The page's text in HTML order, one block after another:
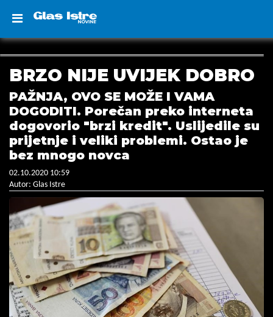
BRZO NIJE UVIJEK DOBRO
PAŽNJA, OVO SE MOŽE I VAMA
DOGODITI. Porečan preko interneta
dogovorio "brzi kredit". Uslijedile su
prijetnje i veliki problemi. Ostao je
bez mnogo novca
02.10.2020 10:59
Autor: Glas Istre